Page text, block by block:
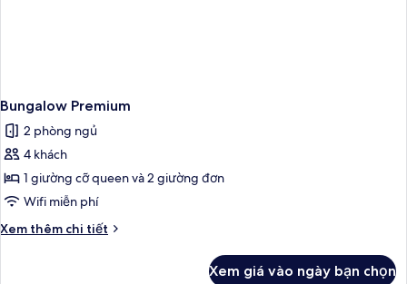
Bungalow Premium
2 phòng ngủ
4 khách
1 giường cỡ queen và 2 giường đơn
Wifi miễn phí
Xem thêm chi tiết
Chi
Xem giá vào ngày bạn chọn